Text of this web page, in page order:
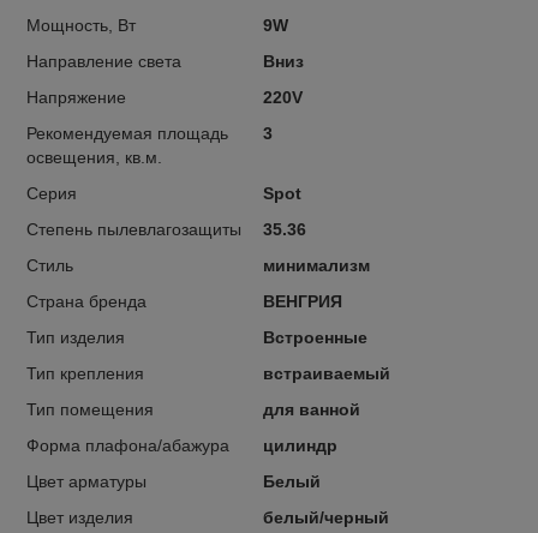
Мощность, Вт
9W
Направление света
Вниз
Напряжение
220V
Рекомендуемая площадь
освещения, кв.м.
3
Серия
Spot
Степень пылевлагозащиты
35.36
Стиль
минимализм
Страна бренда
ВЕНГРИЯ
Тип изделия
Встроенные
Тип крепления
встраиваемый
Тип помещения
для ванной
Форма плафона/абажура
цилиндр
Цвет арматуры
Белый
Цвет изделия
белый/черный